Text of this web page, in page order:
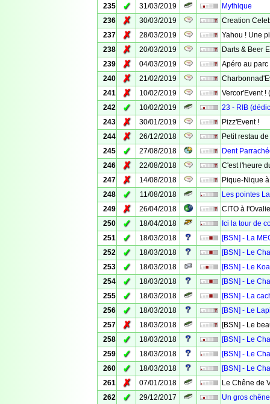
235
✓ 31/03/2019
Mythique
236
✗ 30/03/2019
Creation
237
✗ 28/03/2019
Yahou ! Une
238
✗ 20/03/2019
Darts & Beer
239
✗ 04/03/2019
Apéro au parc
240
✗ 21/02/2019
241
✗ 10/02/2019
Vercor'Event !
242
✓ 10/02/2019
23 - RIB
243
✗ 30/01/2019
Pizz'Event !
244
✗ 26/12/2018
Petit restau
245
✓ 27/08/2018
Dent
246
✗ 22/08/2018
C'est l'heure
247
✗ 14/08/2018
Pique-Nique
248
✓ 11/08/2018
Les pointes
249
✗ 26/04/2018
CITO à l'Ovalie
250
✓ 18/04/2018
Ici la tour de
251
✓ 18/03/2018
[BSN] - La
252
✓ 18/03/2018
[BSN] - Le
253
✓ 18/03/2018
[BSN] - Le
254
✓ 18/03/2018
[BSN] - Le
255
✓ 18/03/2018
[BSN] - La
256
✓ 18/03/2018
[BSN] - Le
257
✗ 18/03/2018
[BSN] - Le
258
✓ 18/03/2018
[BSN] - Le
259
✓ 18/03/2018
[BSN] - Le
260
✓ 18/03/2018
[BSN] - Le
261
✗ 07/01/2018
Le Chêne de
262
✓ 29/12/2017
Un gros